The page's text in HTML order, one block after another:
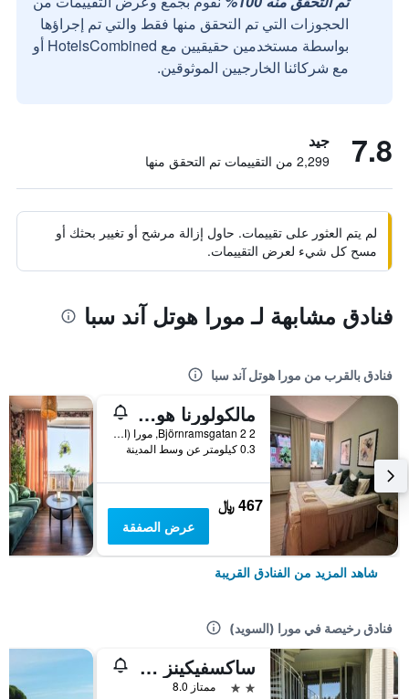
الحجوزات التي تم التحقق منها فقط والتي تم إجراؤها
بواسطة مستخدمين حقيقيين مع HotelsCombined أو
مع شركائنا الخارجيين الموثوقين.
7.8 جيد
2,299 من التقييمات تم التحقق منها
لم يتم العثور على تقييمات. حاول إزالة مرشح أو تغيير بحثك أو
مسح كل شيء لعرض التقييمات.
فنادق مشابهة لـ مورا هوتل آند سبا
فنادق بالقرب من مورا هوتل آند سبا
مالكولورنا هوستل
Björnramsgatan 2 2, مورا (السويد), دالارنا, السويد
0.3 كيلومتر عن وسط المدينة
467 ﷼
عرض الصفقة
شاهد المزيد من الفنادق القريبة
فنادق رخيصة في مورا (السويد)
ساكسفيكينز فاندرارهيم
2 نجمتين
ممتاز 8.0